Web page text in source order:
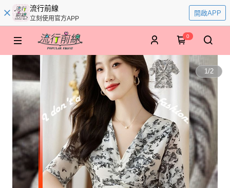
流行前線
立刻使用官方APP
開啟APP
0
1/2